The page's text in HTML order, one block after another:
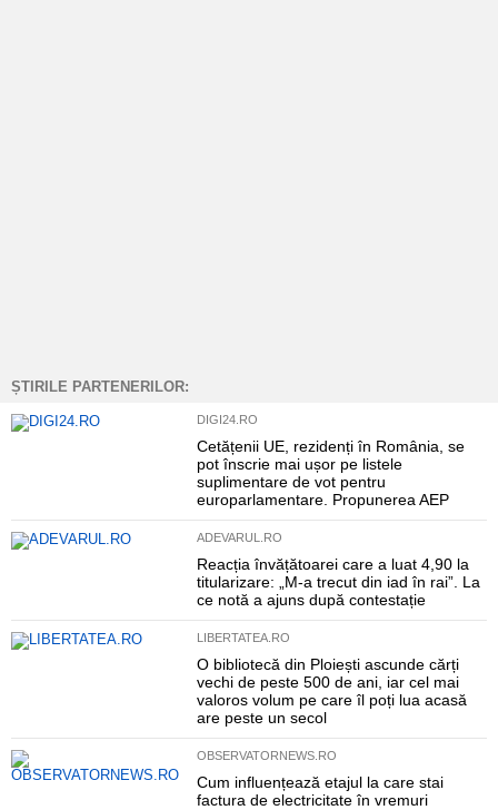
ȘTIRILE PARTENERILOR:
DIGI24.RO
Cetățenii UE, rezidenți în România, se
pot înscrie mai ușor pe listele
suplimentare de vot pentru
europarlamentare. Propunerea AEP
ADEVARUL.RO
Reacția învățătoarei care a luat 4,90 la
titularizare: „M-a trecut din iad în rai”. La
ce notă a ajuns după contestație
LIBERTATEA.RO
O bibliotecă din Ploiești ascunde cărți
vechi de peste 500 de ani, iar cel mai
valoros volum pe care îl poți lua acasă
are peste un secol
OBSERVATORNEWS.RO
Cum influențează etajul la care stai
factura de electricitate în vremuri